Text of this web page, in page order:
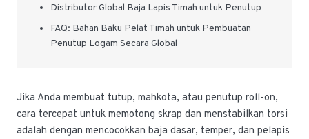
Distributor Global Baja Lapis Timah untuk Penutup
FAQ: Bahan Baku Pelat Timah untuk Pembuatan
Penutup Logam Secara Global
Jika Anda membuat tutup, mahkota, atau penutup roll-on,
cara tercepat untuk memotong skrap dan menstabilkan torsi
adalah dengan mencocokkan baja dasar, temper, dan pelapis